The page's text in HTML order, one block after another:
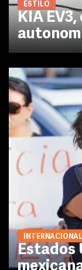
ESTILO
KIA
INTERNACIONAL
Estados